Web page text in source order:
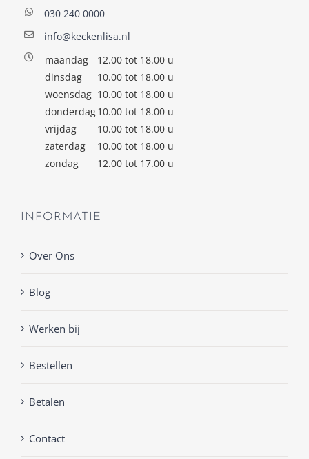
030 240 0000
info@keckenlisa.nl
maandag
12.00 tot 18.00 u
dinsdag
10.00 tot 18.00 u
woensdag 10.00 tot 18.00 u
donderdag10.00 tot 18.00 u
vrijdag
10.00 tot 18.00 u
zaterdag
10.00 tot 18.00 u
zondag
12.00 tot 17.00 u
INFORMATIE
Over Ons
Blog
Werken bij
Bestellen
Betalen
Contact